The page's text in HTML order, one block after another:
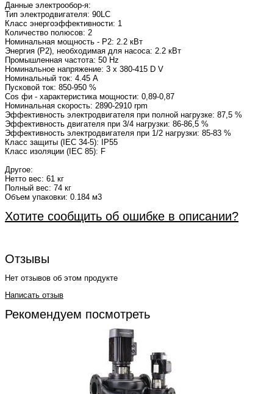
Данные электрообор-я:
Тип электродвигателя: 90LC
Класс энергоэффективности: 1
Количество полюсов: 2
Номинальная мощность - P2: 2.2 кВт
Энергия (Р2), необходимая для насоса: 2.2 кВт
Промышленная частота: 50 Hz
Номинальное напряжение: 3 x 380-415 D V
Номинальный ток: 4.45 A
Пусковой ток: 850-950 %
Cos фи - характеристика мощности: 0,89-0,87
Номинальная скорость: 2890-2910 rpm
Эффективность электродвигателя при полной нагрузке: 87,5 %
Эффективность двигателя при 3/4 нагрузки: 86-86,5 %
Эффективность электродвигателя при 1/2 нагрузки: 85-83 %
Класс защиты (IEC 34-5): IP55
Класс изоляции (IEC 85): F
Другое:
Нетто вес: 61 кг
Полный вес: 74 кг
Объем упаковки: 0.184 м3
Хотите сообщить об ошибке в описании?
Отзывы
Нет отзывов об этом продукте
Написать отзыв
Рекомендуем посмотреть